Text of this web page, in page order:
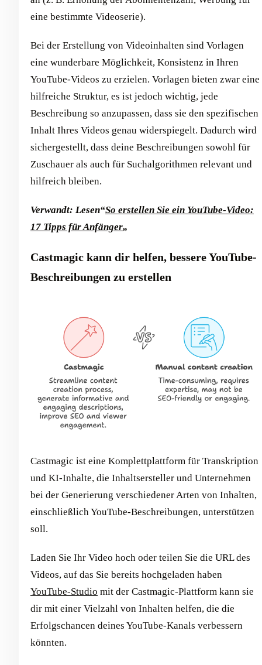
eine bestimmte Videoserie).
Bei der Erstellung von Videoinhalten sind Vorlagen
eine wunderbare Möglichkeit, Konsistenz in Ihren
YouTube-Videos zu erzielen. Vorlagen bieten zwar eine
hilfreiche Struktur, es ist jedoch wichtig, jede
Beschreibung so anzupassen, dass sie den spezifischen
Inhalt Ihres Videos genau widerspiegelt. Dadurch wird
sichergestellt, dass deine Beschreibungen sowohl für
Zuschauer als auch für Suchalgorithmen relevant und
hilfreich bleiben.
Verwandt: Lesen“So erstellen Sie ein YouTube-Video:
17 Tipps für Anfänger„
Castmagic kann dir helfen, bessere YouTube-
Beschreibungen zu erstellen
Castmagic ist eine Komplettplattform für Transkription
und KI-Inhalte, die Inhaltsersteller und Unternehmen
bei der Generierung verschiedener Arten von Inhalten,
einschließlich YouTube-Beschreibungen, unterstützen
soll.
Laden Sie Ihr Video hoch oder teilen Sie die URL des
Videos, auf das Sie bereits hochgeladen haben
YouTube-Studio mit der Castmagic-Plattform kann sie
dir mit einer Vielzahl von Inhalten helfen, die die
Erfolgschancen deines YouTube-Kanals verbessern
könnten.